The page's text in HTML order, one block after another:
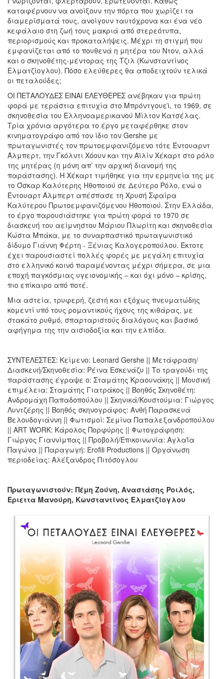
καταφέρνουν να ανοίξουν την πόρτα που χωρίζει τα
διαμερίσματά τους, ανοίγουν ταυτόχρονα και ένα νέo
κεφάλαιο στη ζωή τους μακριά από στερεότυπα,
περιορισμούς και προκαταλήψεις. Μέχρι τη στιγμή που
εμφανίζεται από το πουθενά η μητέρα του Ντον, αλλά
και ο σκηνοθέτης-μέντορας της Τζιλ (Κωνσταντίνος
Ελματζίογλου). Πόσο ελεύθερες θα αποδειχτούν τελικά
οι πεταλούδες;
ΟΙ ΠΕΤΑΛΟΥΔΕΣ ΕΙΝΑΙ ΕΛΕΥΘΕΡΕΣ ανέβηκαν για πρώτη
φορά με τεράστια επιτυχία στο Μπρόντγουεϊ, το 1969, σε
σκηνοθεσία του Ελληνοαμερικανού Μίλτον Κατσέλας.
Τρία χρόνια αργότερα το έργο μεταφέρθηκε στον
κινηματογράφο από τον ίδιο τον Gershe με
πρωταγωνιστές τον πρωτοεμφανιζόμενο τότε Έντουαρντ
Άλμπερτ, την Γκόλντι Χόουν και την Αϊλίν Χέκαρτ στο ρόλο
της μητέρας (η μόνη απ’ την αρχική διανομή της
παράστασης). H Χέκαρτ τιμήθηκε για την ερμηνεία της με
το Όσκαρ Καλύτερης Ηθοποιού σε Δεύτερο Ρόλο, ενώ ο
Έντουαρτ Άλμπερτ απέσπασε τη Χρυσή Σφαίρα
Καλύτερου Πρωτοεμφανιζόμενου Ηθοποιού. Στην Ελλάδα,
το έργο παρουσιάστηκε για πρώτη φορά το 1970 σε
διασκευή του αείμνηστου Μάριου Πλωρίτη και σκηνοθεσία
Κώστα Μπάκα, με το συναρπαστικό πρωταγωνιστικό
δίδυμο Γιάννη Φέρτη - Ξένιας Καλογεροπούλου. Έκτοτε
έχει παρουσιαστεί πολλές φορές με μεγάλη επιτυχία
στο ελληνικό κοινό παραμένοντας μέχρι σήμερα, σε μια
εποχή παγκόσμιας υγειονομικής – και όχι μόνο – κρίσης,
πιο επίκαιρο από ποτέ.
Μια αστεία, τρυφερή, ζεστή και εξόχως πνευματώδης
κομεντί υπό τους ρομαντικούς ήχους της κιθάρας, με
στακάτο ρυθμό, σπαρταριστούς διαλόγους και βασικό
αφήγημα της την αισιοδοξία και την ελπίδα.
ΣΥΝΤΕΛΕΣΤΕΣ: Κείμενο: Leonard Gershe || Μετάφραση/
Διασκευή/Σκηνοθεσία: Ρέινα Εσκενάζυ || Το τραγούδι της
παράστασης έγραψε ο: Σταμάτης Κραουνάκης || Μουσική
επιμέλεια: Σταμάτης Γιατράκος || Βοηθός Σκηνοθέτη:
Ανδρομάχη Παπαδοπούλου || Σκηνικά/Κουστούμια: Γιώργος
Λυντζέρης || Βοηθός σκηνογράφος: Ανθή Παρασκευά
Βελουδογιάννη || Φωτισμοί: Σεμίνα Παπαλεξανδροπούλου
|| ART WORK: Κάρολος Πορφύρης || Φωτογράφηση:
Γιώργος Γιαννίμπας || Προβολή/Επικοινωνία: Αγλαΐα
Παγώνα || Παραγωγή: Erofili Productions || Οργάνωση
περιοδείας: Αλέξανδρος Πιτόσογλου
Πρωταγωνιστούν: Πέμη Ζούνη, Αναστάσης Ροιλός,
Εριεττα Μανούρη, Κωνσταντίνος Ελματζίογλου